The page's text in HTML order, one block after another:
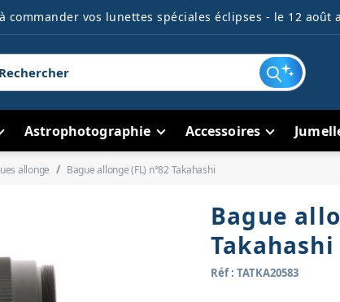
commander vos lunettes spéciales éclipses - le 12 août
Astrophotographie Accessoires
allonge Bague allonge (FL) n°82 Takahashi
Bague
Takahashi
Réf : TATKA20583